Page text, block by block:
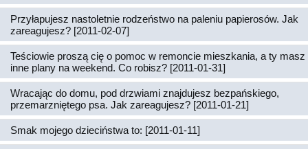
Przyłapujesz nastoletnie rodzeństwo na paleniu papierosów. Jak
zareagujesz? [2011-02-07]
Teściowie proszą cię o pomoc w remoncie mieszkania, a ty masz
inne plany na weekend. Co robisz? [2011-01-31]
Wracając do domu, pod drzwiami znajdujesz bezpańskiego,
przemarzniętego psa. Jak zareagujesz? [2011-01-21]
Smak mojego dzieciństwa to: [2011-01-11]